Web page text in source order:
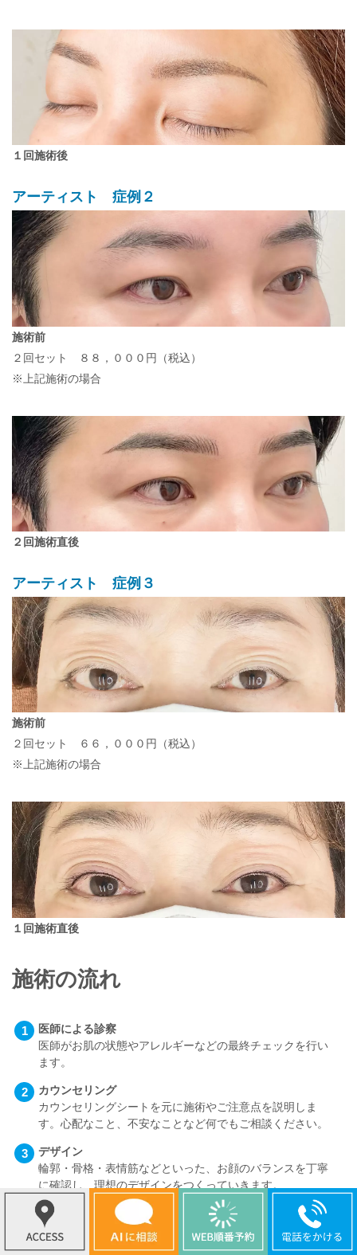
１回施術後
アーティスト 症例２
施術前
２回セット ８８，０００円（税込）
※上記施術の場合
２回施術直後
アーティスト 症例３
施術前
２回セット ６６，０００円（税込）
※上記施術の場合
１回施術直後
施術の流れ
医師による診察
医師がお肌の状態やアレルギーなどの最終チェックを行い
ます。
カウンセリング
カウンセリングシートを元に施術やご注意点を説明しま
す。心配なこと、不安なことなど何でもご相談ください。
デザイン
輪郭・骨格・表情筋などといった、お顔のバランスを丁寧
に確認し、理想のデザインをつくっていきます。
麻酔
先の尖ってない針を用いた注射による麻酔を行います。